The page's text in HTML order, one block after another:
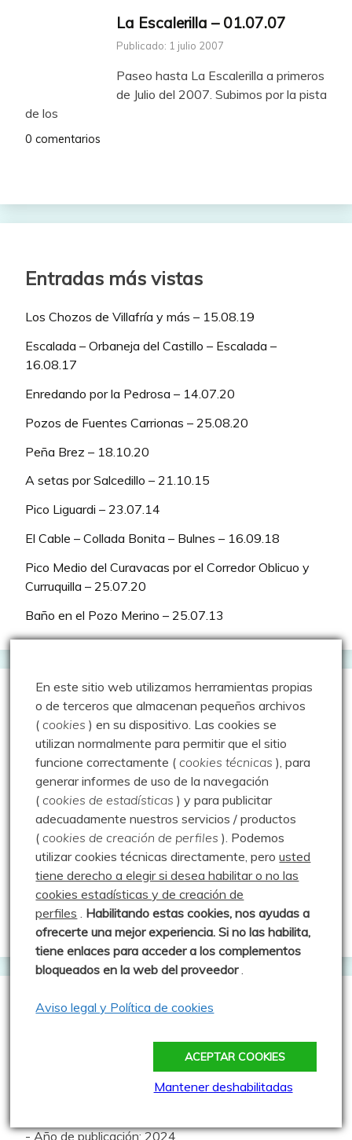
La Escalerilla – 01.07.07
Publicado: 1 julio 2007
Paseo hasta La Escalerilla a primeros
de Julio del 2007. Subimos por la pista
de los
0 comentarios
Entradas más vistas
Los Chozos de Villafría y más – 15.08.19
Escalada – Orbaneja del Castillo – Escalada –
16.08.17
Enredando por la Pedrosa – 14.07.20
Pozos de Fuentes Carrionas – 25.08.20
Peña Brez – 18.10.20
A setas por Salcedillo – 21.10.15
Pico Liguardi – 23.07.14
El Cable – Collada Bonita – Bulnes – 16.09.18
Pico Medio del Curavacas por el Corredor Oblicuo y
Curruquilla – 25.07.20
Baño en el Pozo Merino – 25.07.13
Comentarios recientes
LuisferenErupción volcánica en Valdecebollas –
28.12.25
Josetxu PueblaenErupción volcánica en
Valdecebollas – 28.12.25
LuisferenPresentación
ÁngelenPresentación
LuisferenCascadas de Hielo y Valdecebollas –
20.01.24
investigación de canteras moleras
- Autores: Javier Castro Montoya
- Año de publicación: 2024
En este sitio web utilizamos herramientas propias
o de terceros que almacenan pequeños archivos
(cookies ) en su dispositivo. Las cookies se
utilizan normalmente para permitir que el sitio
funcione correctamente (cookies técnicas ), para
generar informes de uso de la navegación
(cookies de estadísticas ) y para publicitar
adecuadamente nuestros servicios / productos
(cookies de creación de perfiles ). Podemos
utilizar cookies técnicas directamente, perousted
tiene derecho a elegir si desea habilitar o no las
cookies estadísticas y de creación de
perfiles . Habilitando estas cookies, nos ayudas a
ofrecerte una mejor experiencia. Si no las habilita,
tiene enlaces para acceder a los complementos
bloqueados en la web del proveedor.
Aviso legal y Política de cookies
ACEPTAR COOKIES
Mantener deshabilitadas